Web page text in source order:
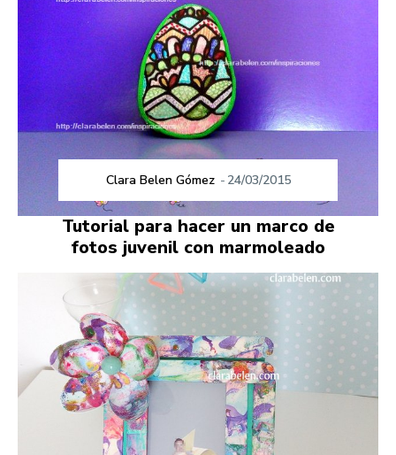
Clara Belen Gómez - 24/03/2015
Tutorial para hacer un marco de
fotos juvenil con marmoleado